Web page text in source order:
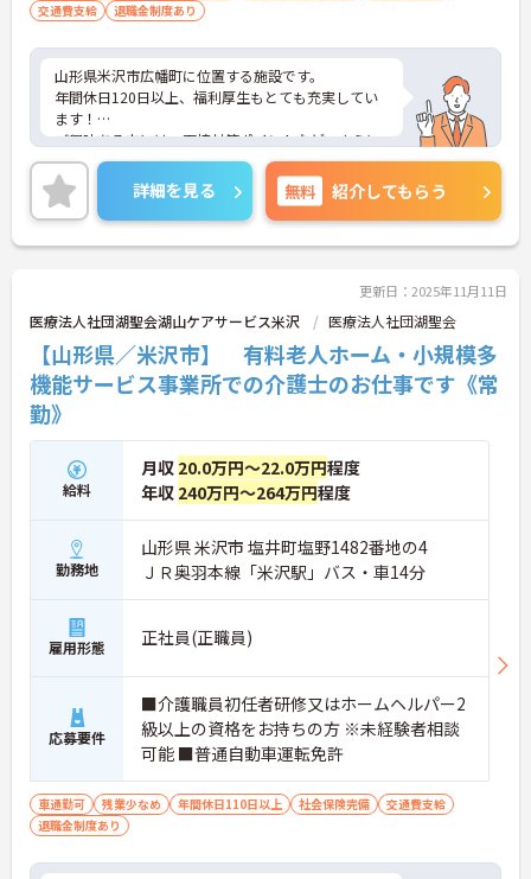
交通費支給
退職金制度あり
山形県米沢市広幡町に位置する施設です。
年間休日120日以上、福利厚生もとても充実してい
ます！
ご興味ある方には、面接対策ポイントなど、さらに
詳細をお話しいたしますのでお気軽にご相談くださ
い！
詳細を見る 無料 紹介してもらう
更新日：2025年11月11日
医療法人社団湖聖会湖山ケアサービス米沢 医療法人社団湖聖会
【山形県／米沢市】 有料老人ホーム・小規模多
機能サービス事業所での介護士のお仕事です《常
勤》
給料
月収 20.0万円～22.0万円程度
年収 240万円～264万円程度
勤務地
山形県 米沢市 塩井町塩野1482番地の4
ＪＲ奥羽本線「米沢駅」バス・車14分
雇用形態 正社員(正職員)
応募要件
■介護職員初任者研修又はホームヘルパー2
級以上の資格をお持ちの方 ※未経験者相談
可能 ■普通自動車運転免許
車通勤可 残業少なめ 年間休日110日以上 社会保険完備
交通費支給
退職金制度あり